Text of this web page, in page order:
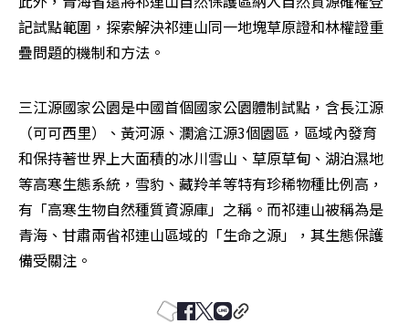
記試點範圍，探索解決祁連山同一地塊草原證和林權證重
疊問題的機制和方法。
三江源國家公園是中國首個國家公園體制試點，含長江源
（可可西里）、黃河源、瀾滄江源3個園區，區域內發育
和保持著世界上大面積的冰川雪山、草原草甸、湖泊濕地
等高寒生態系統，雪豹、藏羚羊等特有珍稀物種比例高，
有「高寒生物自然種質資源庫」之稱。而祁連山被稱為是
青海、甘肅兩省祁連山區域的「生命之源」，其生態保護
備受關注。